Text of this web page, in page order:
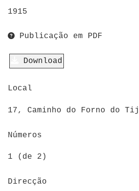
1915
Publicação em PDF
Download
Local
17, Caminho do Forno do
Números
1 (de 2)
Direcção